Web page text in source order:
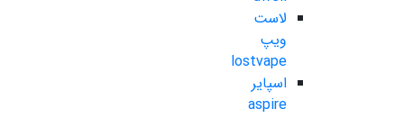
لاست
ویپ
lostvape
اسپایر
aspire